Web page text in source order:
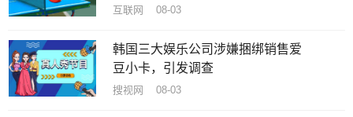
互联网 08-03
韩国三大娱乐公司涉嫌捆绑销售爱
豆小卡，引发调查
搜视网 08-03